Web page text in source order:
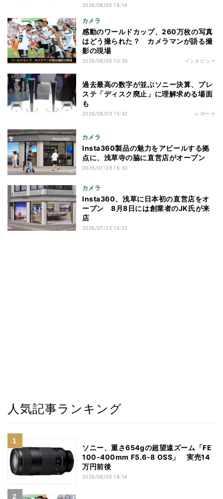
2026/08/05 18:14
カメラ
感動のワールドカップ、260万枚の写真
はどう撮られた？ カメラマンが語る撮
影の現場
2026/08/05 10:30 インタビュー
過去最高の数字が並ぶソニー決算、プレ
ステ「ディスク廃止」に理解求める場面
も
2026/08/03 15:42 レポート
カメラ
Insta360製品の魅力をアピールする拠
点に、浅草寺の脇に直営店がオープン
2026/07/29 16:30
カメラ
Insta360、浅草に日本初の直営店をオ
ープン 8月8日には創業者のJK氏が来
店
2026/07/25 15:52
人気記事ランキング
ソニー、重さ654gの超望遠ズーム「FE
100-400mm F5.6-8 OSS」 実売14
万円前後
2026/08/05 18:14